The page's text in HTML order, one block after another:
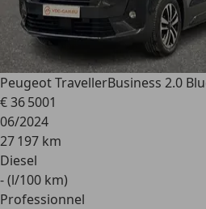
Peugeot TravellerBusiness 2.0
€ 36 5001
06/2024
27 197 km
Diesel
- (l/100 km)
Professionnel